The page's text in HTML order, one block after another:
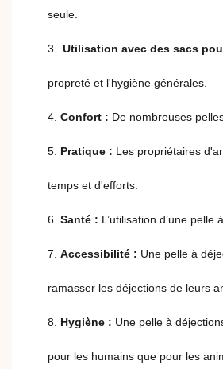
seule.
3. Utilisation avec des sacs
propreté et l'hygiène générales.
4. Confort : De nombreuses
5. Pratique : Les propriétaires
temps et d'efforts.
6. Santé : L’utilisation d’une
7. Accessibilité : Une pelle à
ramasser les déjections de leurs
8. Hygiène : Une pelle à
pour les humains que pour les